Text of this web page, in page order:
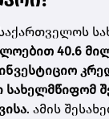
საქართველოს
40.6
. ამის